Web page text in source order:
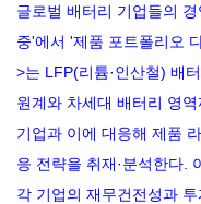
글로벌 배터리 기업들의
중'에서 '제품 포트폴리오
>는 LFP(리튬·인산철) 배
원계와 차세대 배터리 영
기업과 이에 대응해 제품
응 전략을 취재·분석한다.
각 기업의 재무건전성과